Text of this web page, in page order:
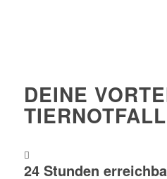
DEINE
24 Stunden